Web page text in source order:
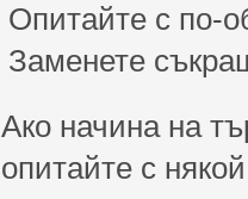
Опитайте с по-
Заменете
Ако начина на
опитайте с